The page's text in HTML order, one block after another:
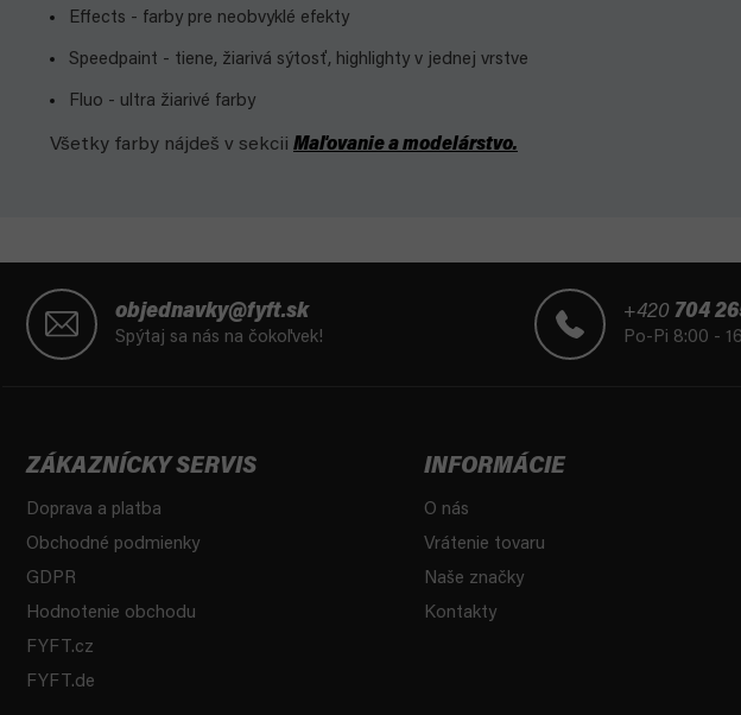
Effects - farby pre neobvyklé efekty
Speedpaint - tiene, žiarivá sýtosť, highlighty v jednej vrstve
Fluo - ultra žiarivé farby
Všetky farby nájdeš v sekcii Maľovanie a modelárstvo.
objednavky@fyft.sk
Spýtaj sa nás na čokoľvek!
+420 704
Po-Pi 8:00 -
ZÁKAZNÍCKY SERVIS
Doprava a platba
Obchodné podmienky
GDPR
Hodnotenie obchodu
FYFT.cz
FYFT.de
INFORMÁCIE
O nás
Vrátenie tovaru
Naše značky
Kontakty